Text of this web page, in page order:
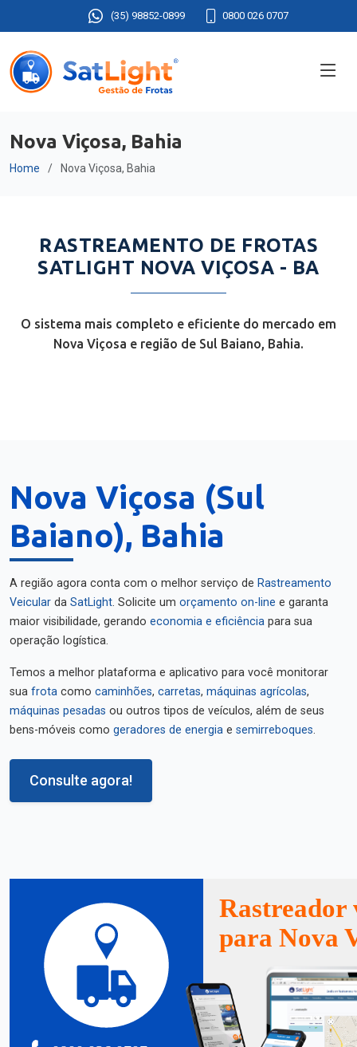
(35) 98852-0899 0800 026 0707
Nova Viçosa, Bahia
Home Nova Viçosa, Bahia
RASTREAMENTO DE FROTAS
SATLIGHT NOVA VIÇOSA - BA
O sistema mais completo e eficiente do mercado em
Nova Viçosa e região de Sul Baiano, Bahia.
Nova Viçosa (Sul
Baiano), Bahia
A região agora conta com o melhor serviço de Rastreamento
Veicular da SatLight. Solicite um orçamento on-line e garanta
maior visibilidade, gerando economia e eficiência para sua
operação logística.
Temos a melhor plataforma e aplicativo para você monitorar
sua frota como caminhões, carretas, máquinas agrícolas,
máquinas pesadas ou outros tipos de veículos, além de seus
bens-móveis como geradores de energia e semirreboques.
Consulte agora!
Rastreador
para Nova